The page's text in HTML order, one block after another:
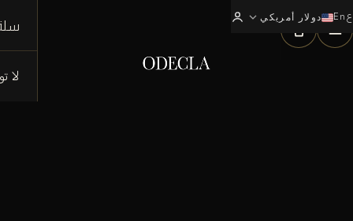
عEn دولار أمريكيexpand_more
لا